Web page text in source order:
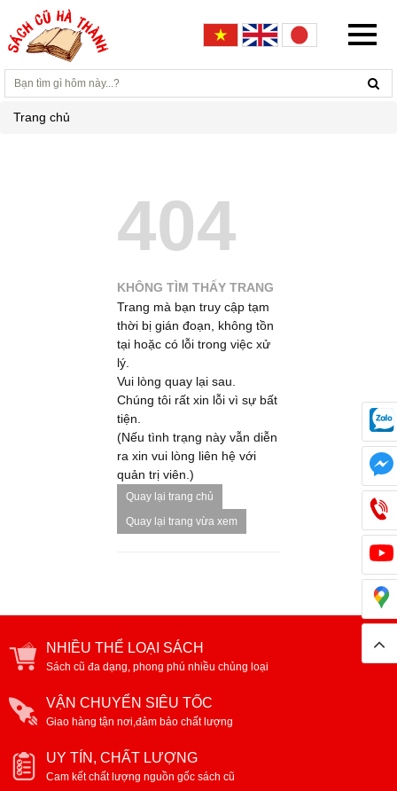
Trang chủ
404
KHÔNG TÌM THẤY TRANG
Trang mà bạn truy cập tạm
thời bị gián đoạn, không tồn
tại hoặc có lỗi trong việc xử
lý.
Vui lòng quay lại sau.
Chúng tôi rất xin lỗi vì sự bất
tiện.
(Nếu tình trạng này vẫn diễn
ra xin vui lòng liên hệ với
quản trị viên.)
Quay lại trang chủ
Quay lại trang vừa xem
NHIỀU THỂ LOẠI SÁCH
Sách cũ đa dạng, phong phú nhiều chủng loại
VẬN CHUYỂN SIÊU TỐC
Giao hàng tận nơi,đảm bảo chất lượng
UY TÍN, CHẤT LƯỢNG
Cam kết chất lượng nguồn gốc sách cũ